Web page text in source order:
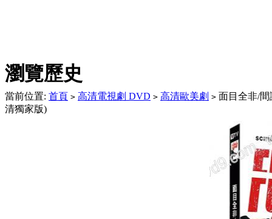
瀏覽歷史
當前位置: 首頁 > 高清電視劇 DVD > 高清歐美劇 > 面目全非/間
清獨家版)